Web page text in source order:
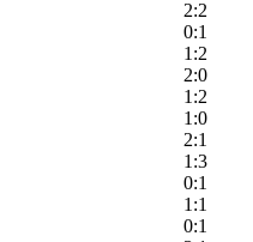
2:2
0:1
1:2
2:0
1:2
1:0
2:1
1:3
0:1
1:1
0:1